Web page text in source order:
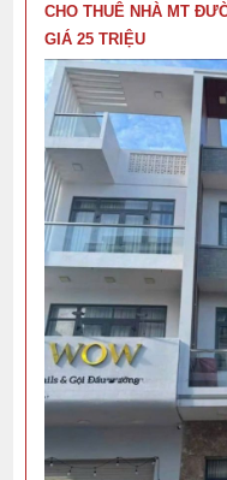
CHO THUÊ NHÀ MT
GIÁ 25 TRIỆU